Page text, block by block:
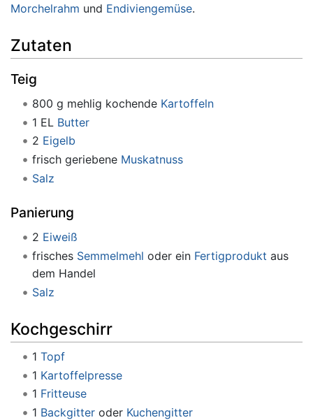
Morchelrahm und Endiviengemüse.
Zutaten
Teig
800 g mehlig kochende Kartoffeln
1 EL Butter
2 Eigelb
frisch geriebene Muskatnuss
Salz
Panierung
2 Eiweiß
frisches Semmelmehl oder ein Fertigprodukt aus
dem Handel
Salz
Kochgeschirr
1 Topf
1 Kartoffelpresse
1 Fritteuse
1 Backgitteroder Kuchengitter